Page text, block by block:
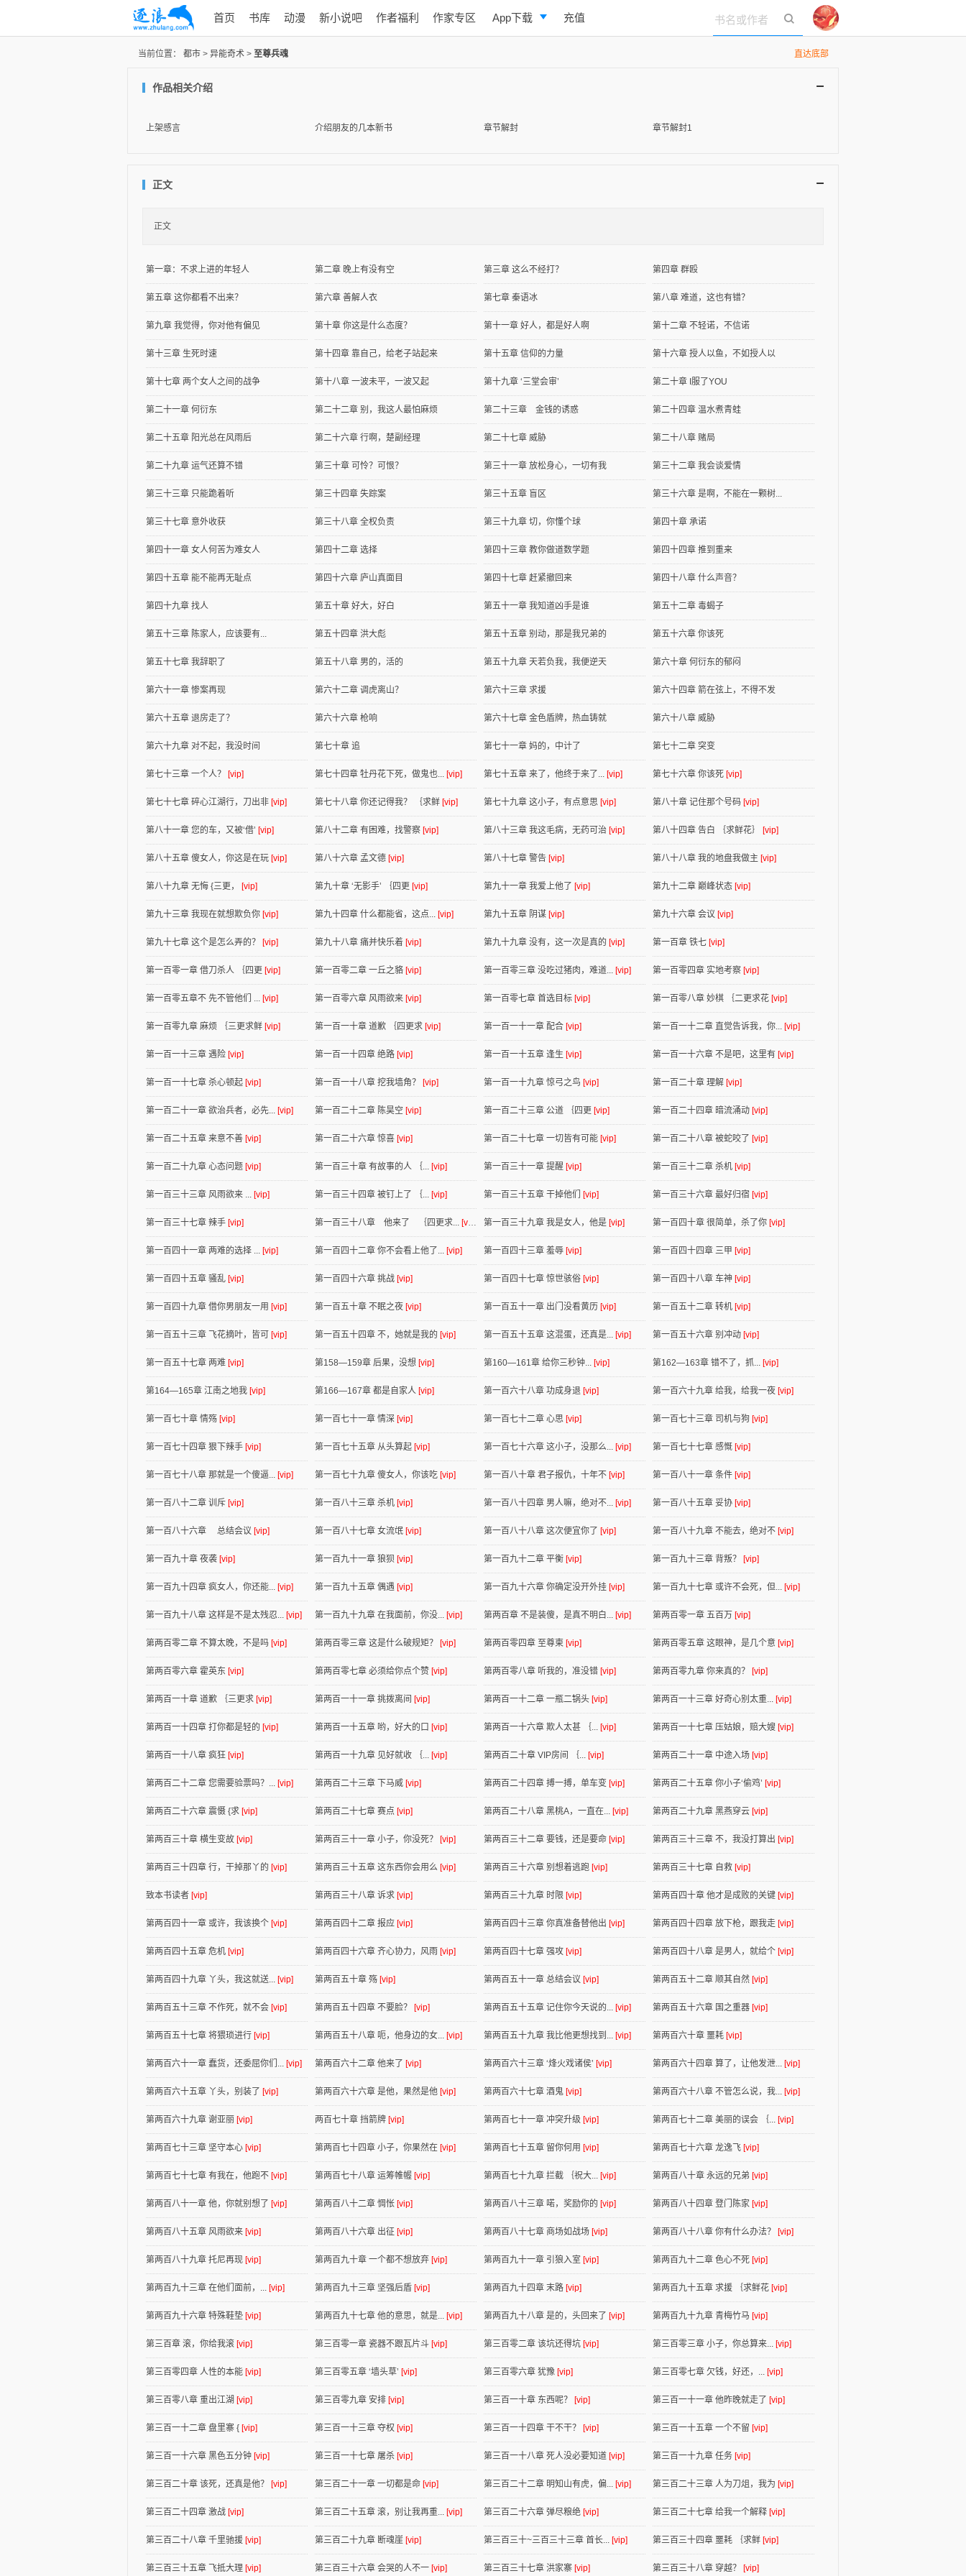
逐浪小说
首页 书库 动漫 新小说吧 作者福利 作家专区 App下载 充值
当前位置： 都市 > 异能奇术 > 至尊兵魂 直达底部
作品相关介绍
上架感言 介绍朋友的几本新书 章节解封 章节解封1
正文
正文
第一章：不求上进的年轻人 第二章 晚上有没有空 第三章 这么不经打？ 第四章 群殴
第五章 这你都看不出来？ 第六章 善解人衣 第七章 秦语冰 第八章 难道，这也有错？
第九章 我觉得，你对他有偏见 第十章 你这是什么态度？ 第十一章 好人，都是好人啊 第十二章 不轻诺，不信诺
第十三章 生死时速 第十四章 靠自己，给老子站起来 第十五章 信仰的力量 第十六章 授人以鱼，不如授人以
第十七章 两个女人之间的战争 第十八章 一波未平，一波又起 第十九章 ‘三堂会审’ 第二十章 I服了YOU
第二十一章 何衍东 第二十二章 别，我这人最怕麻烦 第二十三章 金钱的诱惑 第二十四章 温水煮青蛙
第二十五章 阳光总在风雨后 第二十六章 行啊，楚副经理 第二十七章 威胁 第二十八章 赌局
第二十九章 运气还算不错 第三十章 可怜？可恨？ 第三十一章 放松身心，一切有我 第三十二章 我会谈爱情
第三十三章 只能跪着听 第三十四章 失踪案 第三十五章 盲区 第三十六章 是啊，不能在一颗树...
第三十七章 意外收获 第三十八章 全权负责 第三十九章 切，你懂个球 第四十章 承诺
第四十一章 女人何苦为难女人 第四十二章 选择 第四十三章 教你做道数学题 第四十四章 推到重来
第四十五章 能不能再无耻点 第四十六章 庐山真面目 第四十七章 赶紧撤回来 第四十八章 什么声音？
第四十九章 找人 第五十章 好大，好白 第五十一章 我知道凶手是谁 第五十二章 毒蝎子
第五十三章 陈家人，应该要有... 第五十四章 洪大彪 第五十五章 别动，那是我兄弟的 第五十六章 你该死
第五十七章 我辞职了 第五十八章 男的，活的 第五十九章 天若负我，我便逆天 第六十章 何衍东的郁闷
第六十一章 惨案再现 第六十二章 调虎离山？ 第六十三章 求援 第六十四章 箭在弦上，不得不发
第六十五章 退房走了？ 第六十六章 枪响 第六十七章 金色盾牌，热血铸就 第六十八章 威胁
第六十九章 对不起，我没时间 第七十章 追 第七十一章 妈的，中计了 第七十二章 突变
第七十三章 一个人？ [vip] 第七十四章 牡丹花下死，做鬼也... [vip] 第七十五章 来了，他终于来了... [vip] 第七十六章 你该死 [vip]
第七十七章 碎心江湖行，刀出非 [vip] 第七十八章 你还记得我？ ｛求鲜 [vip] 第七十九章 这小子，有点意思 [vip] 第八十章 记住那个号码 [vip]
第八十一章 您的车，又被‘借’ [vip] 第八十二章 有困难，找警察 [vip] 第八十三章 我这毛病，无药可治 [vip] 第八十四章 告白 ｛求鲜花｝ [vip]
第八十五章 傻女人，你这是在玩 [vip] 第八十六章 孟文德 [vip] 第八十七章 警告 [vip] 第八十八章 我的地盘我做主 [vip]
第八十九章 无悔 {三更， [vip] 第九十章 ‘无影手’ ｛四更 [vip] 第九十一章 我爱上他了 [vip] 第九十二章 巅峰状态 [vip]
第九十三章 我现在就想欺负你 [vip] 第九十四章 什么都能省，这点... [vip] 第九十五章 阴谋 [vip] 第九十六章 会议 [vip]
第九十七章 这个是怎么弄的？ [vip] 第九十八章 痛并快乐着 [vip] 第九十九章 没有，这一次是真的 [vip] 第一百章 铁七 [vip]
第一百零一章 借刀杀人 ｛四更 [vip] 第一百零二章 一丘之貉 [vip] 第一百零三章 没吃过猪肉，难道... [vip] 第一百零四章 实地考察 [vip]
第一百零五章不 先不管他们 ... [vip] 第一百零六章 风雨欲来 [vip] 第一百零七章 首选目标 [vip] 第一百零八章 妙棋 ｛二更求花 [vip]
第一百零九章 麻烦 ｛三更求鲜 [vip] 第一百一十章 道歉 ｛四更求 [vip] 第一百一十一章 配合 [vip] 第一百一十二章 直觉告诉我，你... [vip]
第一百一十三章 遇险 [vip] 第一百一十四章 绝路 [vip] 第一百一十五章 逢生 [vip] 第一百一十六章 不是吧，这里有 [vip]
第一百一十七章 杀心顿起 [vip] 第一百一十八章 挖我墙角？ [vip] 第一百一十九章 惊弓之鸟 [vip] 第一百二十章 理解 [vip]
第一百二十一章 欲治兵者，必先... [vip] 第一百二十二章 陈昊空 [vip] 第一百二十三章 公道 ｛四更 [vip] 第一百二十四章 暗流涌动 [vip]
第一百二十五章 来意不善 [vip] 第一百二十六章 惊喜 [vip] 第一百二十七章 一切皆有可能 [vip] 第一百二十八章 被蛇咬了 [vip]
第一百二十九章 心态问题 [vip] 第一百三十章 有故事的人 ｛... [vip] 第一百三十一章 提醒 [vip] 第一百三十二章 杀机 [vip]
第一百三十三章 风雨欲来 ... [vip] 第一百三十四章 被钉上了 ｛... [vip] 第一百三十五章 干掉他们 [vip] 第一百三十六章 最好归宿 [vip]
第一百三十七章 辣手 [vip] 第一百三十八章 他来了 ｛四更求... [vip] 第一百三十九章 我是女人，他是 [vip] 第一百四十章 很简单，杀了你 [vip]
第一百四十一章 两难的选择 ... [vip] 第一百四十二章 你不会看上他了... [vip] 第一百四十三章 羞辱 [vip] 第一百四十四章 三甲 [vip]
第一百四十五章 骚乱 [vip] 第一百四十六章 挑战 [vip] 第一百四十七章 惊世骇俗 [vip] 第一百四十八章 车神 [vip]
第一百四十九章 借你男朋友一用 [vip] 第一百五十章 不眠之夜 [vip] 第一百五十一章 出门没看黄历 [vip] 第一百五十二章 转机 [vip]
第一百五十三章 飞花摘叶，皆可 [vip] 第一百五十四章 不，她就是我的 [vip] 第一百五十五章 这混蛋，还真是... [vip] 第一百五十六章 别冲动 [vip]
第一百五十七章 两难 [vip] 第158—159章 后果，没想 [vip] 第160—161章 给你三秒钟... [vip] 第162—163章 错不了，抓... [vip]
第164—165章 江南之地我 [vip] 第166—167章 都是自家人 [vip] 第一百六十八章 功成身退 [vip] 第一百六十九章 给我，给我一夜 [vip]
第一百七十章 情殇 [vip] 第一百七十一章 情深 [vip] 第一百七十二章 心思 [vip] 第一百七十三章 司机与狗 [vip]
第一百七十四章 狠下辣手 [vip] 第一百七十五章 从头算起 [vip] 第一百七十六章 这小子，没那么... [vip] 第一百七十七章 感慨 [vip]
第一百七十八章 那就是一个傻逼... [vip] 第一百七十九章 傻女人，你该吃 [vip] 第一百八十章 君子报仇，十年不 [vip] 第一百八十一章 条件 [vip]
第一百八十二章 训斥 [vip] 第一百八十三章 杀机 [vip] 第一百八十四章 男人嘛，绝对不... [vip] 第一百八十五章 妥协 [vip]
第一百八十六章 总结会议 [vip] 第一百八十七章 女流氓 [vip] 第一百八十八章 这次便宜你了 [vip] 第一百八十九章 不能去，绝对不 [vip]
第一百九十章 夜袭 [vip] 第一百九十一章 狼狈 [vip] 第一百九十二章 平衡 [vip] 第一百九十三章 背叛？ [vip]
第一百九十四章 疯女人，你还能... [vip] 第一百九十五章 偶遇 [vip] 第一百九十六章 你确定没开外挂 [vip] 第一百九十七章 或许不会死，但... [vip]
第一百九十八章 这样是不是太残忍... [vip] 第一百九十九章 在我面前，你没... [vip] 第两百章 不是装傻，是真不明白... [vip] 第两百零一章 五百万 [vip]
第两百零二章 不算太晚，不是吗 [vip] 第两百零三章 这是什么破规矩？ [vip] 第两百零四章 至尊柬 [vip] 第两百零五章 这眼神，是几个意 [vip]
第两百零六章 霍英东 [vip] 第两百零七章 必须给你点个赞 [vip] 第两百零八章 听我的，准没错 [vip] 第两百零九章 你来真的？ [vip]
第两百一十章 道歉 ｛三更求 [vip] 第两百一十一章 挑拨离间 [vip] 第两百一十二章 一瓶二锅头 [vip] 第两百一十三章 好奇心别太重... [vip]
第两百一十四章 打你都是轻的 [vip] 第两百一十五章 哟，好大的口 [vip] 第两百一十六章 欺人太甚 ｛... [vip] 第两百一十七章 压姑娘，赔大嫂 [vip]
第两百一十八章 疯狂 [vip] 第两百一十九章 见好就收 ｛... [vip] 第两百二十章 VIP房间 ｛... [vip] 第两百二十一章 中途入场 [vip]
第两百二十二章 您需要验票吗？... [vip] 第两百二十三章 下马威 [vip] 第两百二十四章 搏一搏，单车变 [vip] 第两百二十五章 你小子‘偷鸡’ [vip]
第两百二十六章 震慑 {求 [vip] 第两百二十七章 赛点 [vip] 第两百二十八章 黑桃A，一直在... [vip] 第两百二十九章 黑燕穿云 [vip]
第两百三十章 横生变故 [vip] 第两百三十一章 小子，你没死？ [vip] 第两百三十二章 要钱，还是要命 [vip] 第两百三十三章 不，我没打算出 [vip]
第两百三十四章 行，干掉那丫的 [vip] 第两百三十五章 这东西你会用么 [vip] 第两百三十六章 别想着逃跑 [vip] 第两百三十七章 自救 [vip]
致本书读者 [vip] 第两百三十八章 诉求 [vip] 第两百三十九章 时限 [vip] 第两百四十章 他才是成败的关键 [vip]
第两百四十一章 或许，我该换个 [vip] 第两百四十二章 报应 [vip] 第两百四十三章 你真准备替他出 [vip] 第两百四十四章 放下枪，跟我走 [vip]
第两百四十五章 危机 [vip] 第两百四十六章 齐心协力，风雨 [vip] 第两百四十七章 强攻 [vip] 第两百四十八章 是男人，就给个 [vip]
第两百四十九章 丫头，我这就送... [vip] 第两百五十章 殇 [vip] 第两百五十一章 总结会议 [vip] 第两百五十二章 顺其自然 [vip]
第两百五十三章 不作死，就不会 [vip] 第两百五十四章 不要脸？ [vip] 第两百五十五章 记住你今天说的... [vip] 第两百五十六章 国之重器 [vip]
第两百五十七章 将猥琐进行 [vip] 第两百五十八章 呃，他身边的女... [vip] 第两百五十九章 我比他更想找到... [vip] 第两百六十章 噩耗 [vip]
第两百六十一章 蠢货，还委屈你们... [vip] 第两百六十二章 他来了 [vip] 第两百六十三章 ‘烽火戏诸侯’ [vip] 第两百六十四章 算了，让他发泄... [vip]
第两百六十五章 丫头，别装了 [vip] 第两百六十六章 是他，果然是他 [vip] 第两百六十七章 酒鬼 [vip] 第两百六十八章 不管怎么说，我... [vip]
第两百六十九章 谢亚丽 [vip] 两百七十章 挡箭牌 [vip] 第两百七十一章 冲突升级 [vip] 第两百七十二章 美丽的误会 ｛... [vip]
第两百七十三章 坚守本心 [vip] 第两百七十四章 小子，你果然在 [vip] 第两百七十五章 留你何用 [vip] 第两百七十六章 龙逸飞 [vip]
第两百七十七章 有我在，他跑不 [vip] 第两百七十八章 运筹帷幄 [vip] 第两百七十九章 拦截 ｛祝大... [vip] 第两百八十章 永远的兄弟 [vip]
第两百八十一章 他，你就别想了 [vip] 第两百八十二章 惆怅 [vip] 第两百八十三章 喏，奖励你的 [vip] 第两百八十四章 登门陈家 [vip]
第两百八十五章 风雨欲来 [vip] 第两百八十六章 出征 [vip] 第两百八十七章 商场如战场 [vip] 第两百八十八章 你有什么办法？ [vip]
第两百八十九章 托尼再现 [vip] 第两百九十章 一个都不想放弃 [vip] 第两百九十一章 引狼入室 [vip] 第两百九十二章 色心不死 [vip]
第两百九十三章 在他们面前，... [vip] 第两百九十三章 坚强后盾 [vip] 第两百九十四章 末路 [vip] 第两百九十五章 求援 ｛求鲜花 [vip]
第两百九十六章 特殊鞋垫 [vip] 第两百九十七章 他的意思，就是... [vip] 第两百九十八章 是的，头回来了 [vip] 第两百九十九章 青梅竹马 [vip]
第三百章 滚，你给我滚 [vip] 第三百零一章 瓷器不跟瓦片斗 [vip] 第三百零二章 该坑还得坑 [vip] 第三百零三章 小子，你总算来... [vip]
第三百零四章 人性的本能 [vip] 第三百零五章 ‘墙头草’ [vip] 第三百零六章 犹豫 [vip] 第三百零七章 欠钱，好还，... [vip]
第三百零八章 重出江湖 [vip] 第三百零九章 安排 [vip] 第三百一十章 东西呢？ [vip] 第三百一十一章 他昨晚就走了 [vip]
第三百一十二章 盘里寨 { [vip] 第三百一十三章 夺权 [vip] 第三百一十四章 干不干？ [vip] 第三百一十五章 一个不留 [vip]
第三百一十六章 黑色五分钟 [vip] 第三百一十七章 屠杀 [vip] 第三百一十八章 死人没必要知道 [vip] 第三百一十九章 任务 [vip]
第三百二十章 该死，还真是他？ [vip] 第三百二十一章 一切都是命 [vip] 第三百二十二章 明知山有虎，偏... [vip] 第三百二十三章 人为刀俎，我为 [vip]
第三百二十四章 激战 [vip] 第三百二十五章 滚，别让我再重... [vip] 第三百二十六章 弹尽粮绝 [vip] 第三百二十七章 给我一个解释 [vip]
第三百二十八章 千里驰援 [vip] 第三百二十九章 断魂崖 [vip] 第三百三十~三百三十三章 首长... [vip] 第三百三十四章 噩耗 ｛求鲜 [vip]
第三百三十五章 飞抵大理 [vip] 第三百三十六章 会哭的人不一 [vip] 第三百三十七章 洪家寨 [vip] 第三百三十八章 穿越？ [vip]